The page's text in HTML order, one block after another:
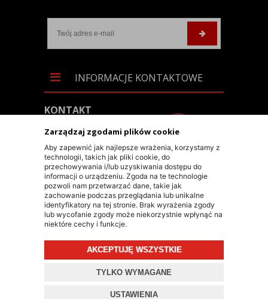
Zarządzaj zgodami plików cookie
Aby zapewnić jak najlepsze wrażenia, korzystamy z
technologii, takich jak pliki cookie, do
przechowywania i/lub uzyskiwania dostępu do
informacji o urządzeniu. Zgoda na te technologie
pozwoli nam przetwarzać dane, takie jak
zachowanie podczas przeglądania lub unikalne
identyfikatory na tej stronie. Brak wyrażenia zgody
lub wycofanie zgody może niekorzystnie wpłynąć na
niektóre cechy i funkcje.
AKCEPTUJĘ WSZYSTKIE
TYLKO WYMAGANE
USTAWIENIA
INFORMACJE KONTAKTOWE
KONTAKT
+48 603 90 30 50
SKLEP@RALLY-TECH.PL
WHATSAPP LINK
RALLY-TECH SP. Z O.O.
UL. LIPNICKA 62/1A
43-300 BIELSKO-BIAŁA
© 2026 RALLY-TECH.PL